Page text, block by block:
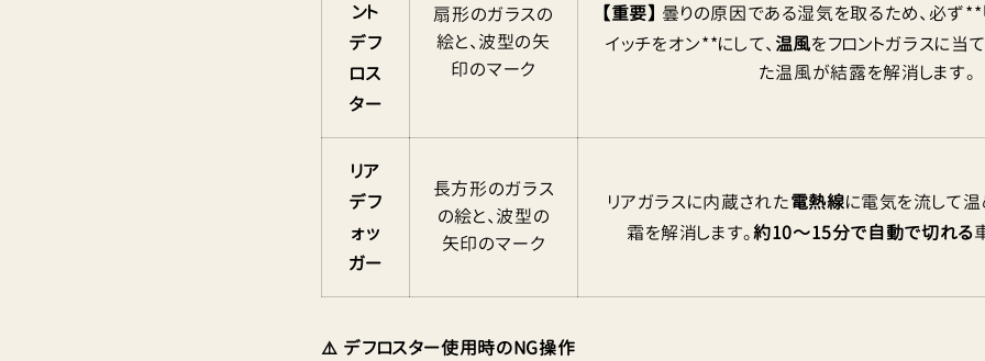
ント
デフ
ロス
ター
扇形のガラスの
絵と、波型の矢
印のマーク
【重要】 曇りの原因である湿気を取るため、必ず**「
イッチをオン**にして、 温風をフロントガラスに当
た温風が結露を解消します。
リア
デフ
ォッ
ガー
長方形のガラス
の絵と、波型の
矢印のマーク
リアガラスに内蔵された電熱線に電気を流して温
霜を解消します。約10〜15分で自動で切れる
⚠️ デフロスター使用時のNG操作